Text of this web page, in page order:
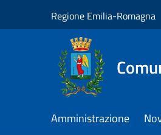
Regione Emilia-Romagna
Amministrazione